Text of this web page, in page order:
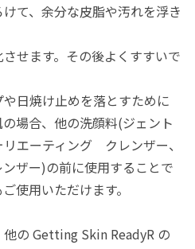
て、余分な皮脂や汚れを浮き
せます。その後よくすすいで
日焼け止めを落とすために
場合、他の洗顔料(ジェント
エーティング クレンザー、
ザー)の前に使用することで
使用いただけます。
の Getting Skin ReadyR の